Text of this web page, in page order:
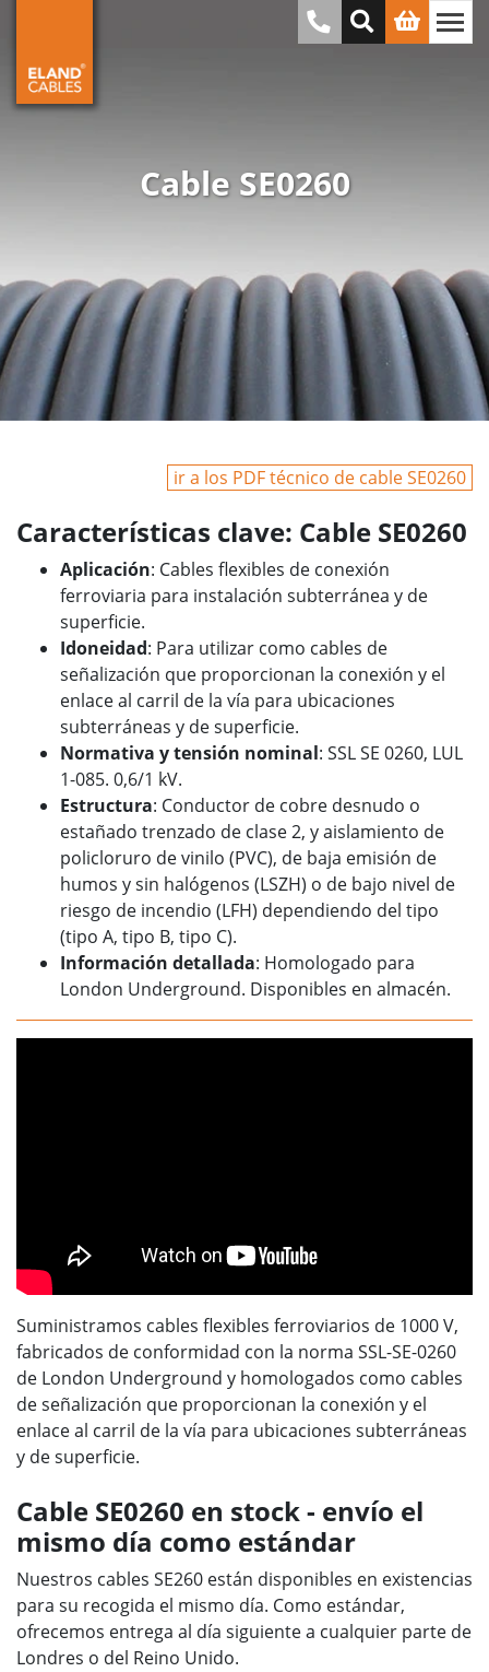
Cable SE0260
ir a los PDF técnico de cable SE0260
Características clave: Cable SE0260
Aplicación: Cables flexibles de conexión
ferroviaria para instalación subterránea y de
superficie.
Idoneidad: Para utilizar como cables de
señalización que proporcionan la conexión y el
enlace al carril de la vía para ubicaciones
subterráneas y de superficie.
Normativa y tensión nominal: SSL SE 0260, LUL
1-085. 0,6/1 kV.
Estructura: Conductor de cobre desnudo o
estañado trenzado de clase 2, y aislamiento de
policloruro de vinilo (PVC), de baja emisión de
humos y sin halógenos (LSZH) o de bajo nivel de
riesgo de incendio (LFH) dependiendo del tipo
(tipo A, tipo B, tipo C).
Información detallada: Homologado para
London Underground. Disponibles en almacén.
Suministramos cables flexibles ferroviarios de 1000 V,
fabricados de conformidad con la norma SSL-SE-0260
de London Underground y homologados como cables
de señalización que proporcionan la conexión y el
enlace al carril de la vía para ubicaciones subterráneas
y de superficie.
Cable SE0260 en stock - envío el
mismo día como estándar
Nuestros cables SE260 están disponibles en existencias
para su recogida el mismo día. Como estándar,
ofrecemos entrega al día siguiente a cualquier parte de
Londres o del Reino Unido.